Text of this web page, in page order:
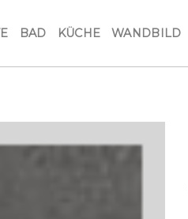
BAD KÜCHE WANDBILD